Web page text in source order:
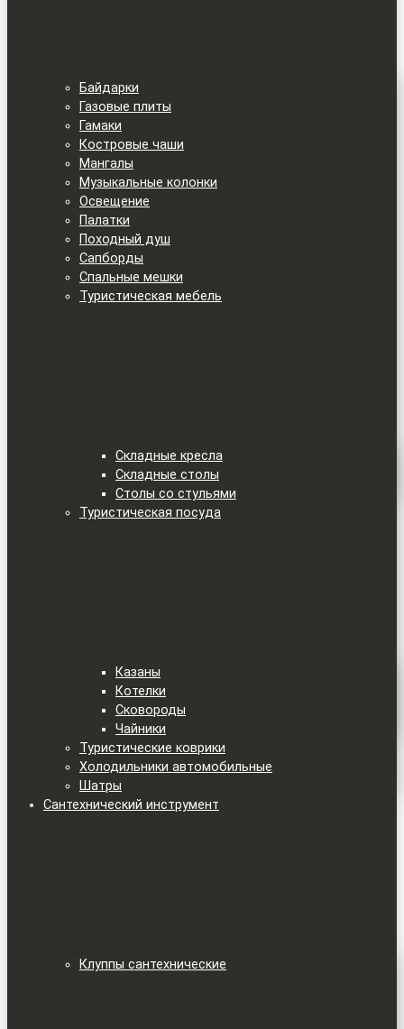
Байдарки
Газовые плиты
Гамаки
Костровые чаши
Мангалы
Музыкальные колонки
Освещение
Палатки
Походный душ
Сапборды
Спальные мешки
Туристическая мебель
Складные кресла
Складные столы
Столы со стульями
Туристическая посуда
Казаны
Котелки
Сковороды
Чайники
Туристические коврики
Холодильники автомобильные
Шатры
Сантехнический инструмент
Клуппы сантехнические